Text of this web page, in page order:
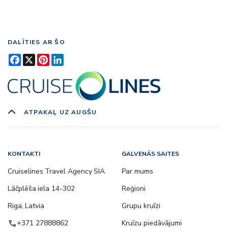
DALĪTIES AR ŠO
Facebook
X Pinterest
ATPAKAĻ UZ AUGŠU
KONTAKTI
Cruiselines Travel Agency SIA
Lāčplēša iela 14-302
Riga, Latvia
call+371 27888862
GALVENĀS SAITES
Par mums
Reģioni
Grupu kruīzi
Kruīzu piedāvājumi